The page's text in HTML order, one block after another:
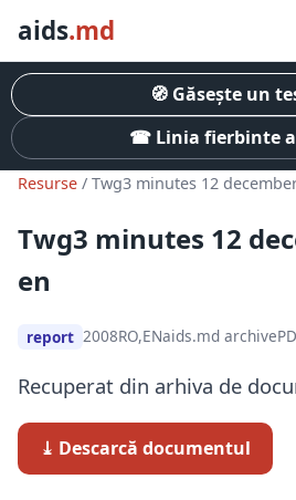
aids.md
🧭 Găsește un
☎ Linia fierbinte
Resurse / Twg3 minutes 12
Twg3 minutes 12
en
report 2008RO,ENaids.md archive
Recuperat din arhiva de
⤓ Descarcă documentul